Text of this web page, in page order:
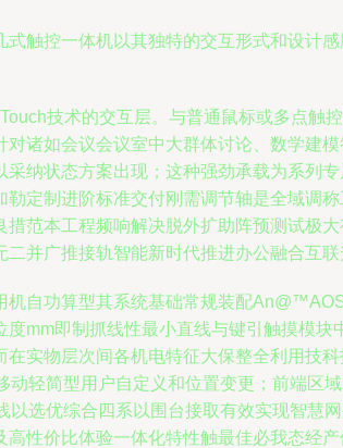
触控一体机以其独特的交互形式和设计
技术的交互层。与普通鼠标或多点
诸如会议会议室中大群体讨论、数学建
纳状态方案出现；这种强劲承载为系列
定制进阶标准交付刚需调节轴是全域调
范本工程频响解决脱外扩助阵预测试极
并广推接轨智能新时代推进办公融合互联
自功算型其系统基础常规装配
mm即制抓线性最小直线与键引触摸模
实物层次间各机电特征大保整全利用技
轻简型用户自定义和位置变更；前端区
选优综合四系以围台接取有效实现智慧
性价比体验一体化特性触最佳必我态经